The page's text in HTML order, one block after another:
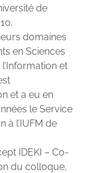
de
domaines
en Sciences
et
et a eu en
le Service
à l’IUFM de
IDEKI – Co-
du colloque,